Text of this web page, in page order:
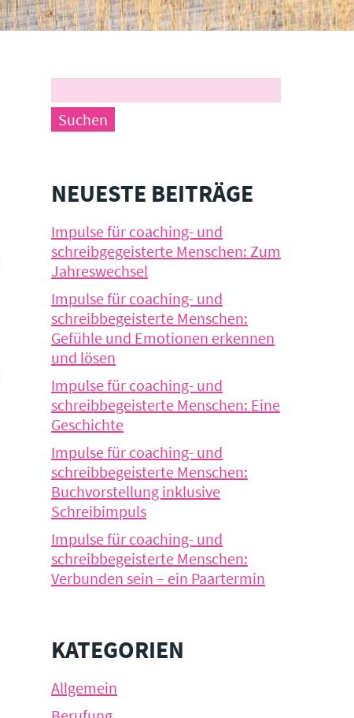
NEUESTE BEITRÄGE
Impulse für coaching- und
schreibgegeisterte Menschen: Zum
Jahreswechsel
Impulse für coaching- und
schreibbegeisterte Menschen:
Gefühle und Emotionen erkennen
und lösen
Impulse für coaching- und
schreibbegeisterte Menschen: Eine
Geschichte
Impulse für coaching- und
schreibbegeisterte Menschen:
Buchvorstellung inklusive
Schreibimpuls
Impulse für coaching- und
schreibbegeisterte Menschen:
Verbunden sein – ein Paartermin
KATEGORIEN
Allgemein